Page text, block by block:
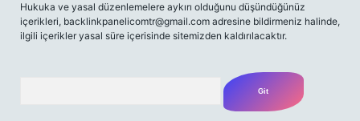
Hukuka ve yasal düzenlemelere aykırı olduğunu düşündüğünüz
içerikleri, backlinkpanelicomtr@gmail.com adresine bildirmeniz halinde,
ilgili içerikler yasal süre içerisinde sitemizden kaldırılacaktır.